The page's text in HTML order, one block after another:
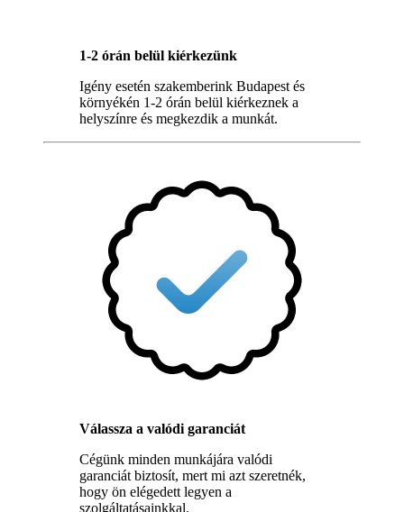
1-2 órán belül kiérkezünk
Igény esetén szakemberink Budapest és
környékén 1-2 órán belül kiérkeznek a
helyszínre és megkezdik a munkát.
Válassza a valódi garanciát
Cégünk minden munkájára valódi
garanciát biztosít, mert mi azt szeretnék,
hogy ön elégedett legyen a
szolgáltatásainkkal.